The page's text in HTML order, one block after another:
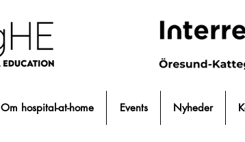
Om hospital-at-home Events Nyheder